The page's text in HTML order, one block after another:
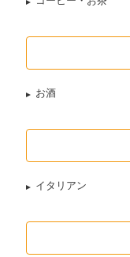
お酒
イタリアン